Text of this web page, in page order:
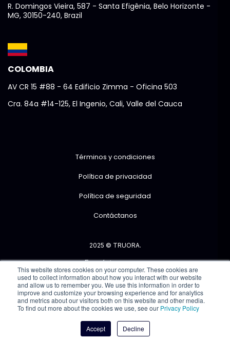
This website stores cookies on your computer. These cookies are
used to collect information about how you interact with our website
and allow us to remember you. We use this information in order to
improve and customize your browsing experience and for analytics
and metrics about our visitors both on this website and other media.
To find out more about the cookies we use, see our Privacy Policy
Accept Decline
R. Domingos Vieira, 587 - Santa Efigênia, Belo Horizonte -
MG, 30150-240, Brazil
COLOMBIA
AV CR 15 #88 - 64 Edificio Zimma - Oficina 503
Cra. 84a #14-125, El Ingenio, Cali, Valle del Cauca
Términos y condiciones
Política de privacidad
Política de seguridad
Contáctanos
2025 © TRUORA.
Encuéntranos en: